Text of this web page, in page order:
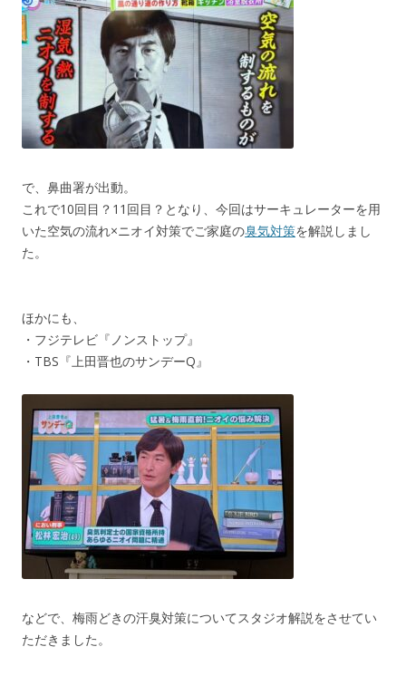
で、鼻曲署が出動。
これで10回目？11回目？となり、今回はサーキュレーターを用
いた空気の流れ×ニオイ対策でご家庭の臭気対策を解説しまし
た。
ほかにも、
・フジテレビ『ノンストップ』
・TBS『上田晋也のサンデーQ』
などで、梅雨どきの汗臭対策についてスタジオ解説をさせてい
ただきました。